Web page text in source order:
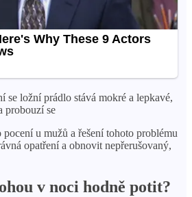
se ložní prádlo stává mokré a lepkavé,
probouzí se
u mužů a řešení tohoto problému
opatření a obnovit nepřerušovaný,
v noci hodně potit?